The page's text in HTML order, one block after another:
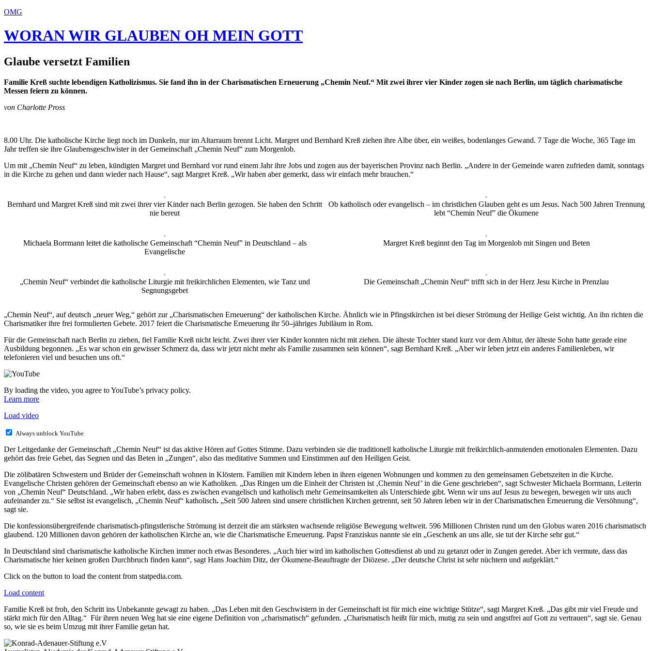
OMG
WORAN WIR GLAUBEN OH MEIN GOTT
Glaube versetzt Familien
Familie Kreß suchte lebendigen Katholizismus. Sie fand ihn in der Charismatischen Erneuerung „Chemin Neuf.“ Mit zwei ihrer vier Kinder zogen sie nach Berlin, um täglich charismatische
Messen feiern zu können.
von Charlotte Pross
8.00 Uhr. Die katholische Kirche liegt noch im Dunkeln, nur im Altarraum brennt Licht. Margret und Bernhard Kreß ziehen ihre Albe über, ein weißes, bodenlanges Gewand. 7 Tage die Woche, 365 Tage im
Jahr treffen sie ihre Glaubensgeschwister in der Gemeinschaft „Chemin Neuf“ zum Morgenlob.
Um mit „Chemin Neuf“ zu leben, kündigten Margret und Bernhard vor rund einem Jahr ihre Jobs und zogen aus der bayerischen Provinz nach Berlin. „Andere in der Gemeinde waren zufrieden damit, sonntags
in die Kirche zu gehen und dann wieder nach Hause“, sagt Margret Kreß. „Wir haben aber gemerkt, dass wir einfach mehr brauchen.“
Bernhard und Margret Kreß sind mit zwei ihrer vier Kinder nach Berlin gezogen. Sie haben den Schritt
nie bereut
Ob katholisch oder evangelisch – im christlichen Glauben geht es um Jesus. Nach 500 Jahren Trennung
lebt “Chemin Neuf” die Ökumene
Michaela Borrmann leitet die katholische Gemeinschaft “Chemin Neuf” in Deutschland – als
Evangelische
Margret Kreß beginnt den Tag im Morgenlob mit Singen und Beten
„Chemin Neuf“ verbindet die katholische Liturgie mit freikirchlichen Elementen, wie Tanz und
Segnungsgebet
Die Gemeinschaft „Chemin Neuf“ trifft sich in der Herz Jesu Kirche in Prenzlau
„Chemin Neuf“, auf deutsch „neuer Weg,“ gehört zur „Charismatischen Erneuerung“ der katholischen Kirche. Ähnlich wie in Pfingstkirchen ist bei dieser Strömung der Heilige Geist wichtig. An ihn richten die
Charismatiker ihre frei formulierten Gebete. 2017 feiert die Charismatische Erneuerung ihr 50–jähriges Jubiläum in Rom.
Für die Gemeinschaft nach Berlin zu ziehen, fiel Familie Kreß nicht leicht. Zwei ihrer vier Kinder konnten nicht mit ziehen. Die älteste Tochter stand kurz vor dem Abitur, der älteste Sohn hatte gerade eine
Ausbildung begonnen. „Es war schon ein gewisser Schmerz da, dass wir jetzt nicht mehr als Familie zusammen sein können“, sagt Bernhard Kreß. „Aber wir leben jetzt ein anderes Familienleben, wir
telefonieren viel und besuchen uns oft.“
By loading the video, you agree to YouTube’s privacy policy.
Learn more
Load video
Always unblock YouTube
Der Leitgedanke der Gemeinschaft „Chemin Neuf“ ist das aktive Hören auf Gottes Stimme. Dazu verbinden sie die traditionell katholische Liturgie mit freikirchlich-anmutenden emotionalen Elementen. Dazu
gehört das freie Gebet, das Segnen und das Beten in „Zungen“, also das meditative Summen und Einstimmen auf den Heiligen Geist.
Die zölibatären Schwestern und Brüder der Gemeinschaft wohnen in Klöstern. Familien mit Kindern leben in ihren eigenen Wohnungen und kommen zu den gemeinsamen Gebetszeiten in die Kirche.
Evangelische Christen gehören der Gemeinschaft ebenso an wie Katholiken. „Das Ringen um die Einheit der Christen ist ‚Chemin Neuf’ in die Gene geschrieben“, sagt Schwester Michaela Borrmann, Leiterin
von „Chemin Neuf“ Deutschland. „Wir haben erlebt, dass es zwischen evangelisch und katholisch mehr Gemeinsamkeiten als Unterschiede gibt. Wenn wir uns auf Jesus zu bewegen, bewegen wir uns auch
aufeinander zu.“ Sie selbst ist evangelisch, „Chemin Neuf“ katholisch. „Seit 500 Jahren sind unsere christlichen Kirchen getrennt, seit 50 Jahren leben wir in der Charismatischen Erneuerung die Versöhnung“,
sagt sie.
Die konfessionsübergreifende charismatisch-pfingstlerische Strömung ist derzeit die am stärksten wachsende religiöse Bewegung weltweit. 596 Millionen Christen rund um den Globus waren 2016 charismatisch
glaubend. 120 Millionen davon gehören der katholischen Kirche an, wie die Charismatische Erneuerung. Papst Franziskus nannte sie ein „Geschenk an uns alle, sie tut der Kirche sehr gut.“
In Deutschland sind charismatische katholische Kirchen immer noch etwas Besonderes. „Auch hier wird im katholischen Gottesdienst ab und zu getanzt oder in Zungen geredet. Aber ich vermute, dass das
Charismatische hier keinen großen Durchbruch finden kann“, sagt Hans Joachim Ditz, der Ökumene-Beauftragte der Diözese. „Der deutsche Christ ist sehr nüchtern und aufgeklärt.“
Click on the button to load the content from statpedia.com.
Load content
Familie Kreß ist froh, den Schritt ins Unbekannte gewagt zu haben. „Das Leben mit den Geschwistern in der Gemeinschaft ist für mich eine wichtige Stütze“, sagt Margret Kreß. „Das gibt mir viel Freude und
stärkt mich für den Alltag.“ Für ihren neuen Weg hat sie eine eigene Definition von „charismatisch“ gefunden. „Charismatisch heißt für mich, mutig zu sein und angstfrei auf Gott zu vertrauen“, sagt sie. Genau
so, wie sie es beim Umzug mit ihrer Familie getan hat.